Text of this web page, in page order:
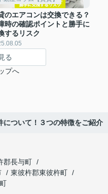
のエアコンは交換できる？
時の確認ポイントと勝手に
するリスク
る
プへ
ついて！３つの特徴をご紹介
郡長与町
東彼杵郡東彼杵町